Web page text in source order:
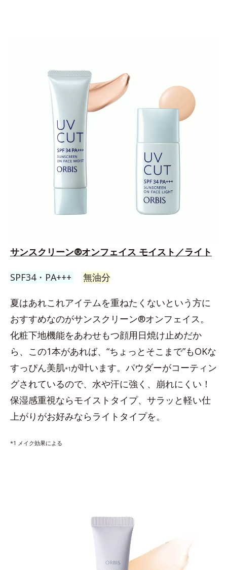
サンスクリーン®オンフェイス モイスト／ライト
SPF34・PA+++ 無油分
夏はあれこれアイテムを重ねたくないという方に
おすすめなのがサンスクリーン®オンフェイス。
化粧下地機能をあわせもつ顔用日焼け止めだか
ら、この1本があれば、“ちょっとそこまで”もOKな
すっぴん美肌*1 が叶います。パウダーがコーティン
グされているので、水や汗に強く、崩れにくい！
保湿感重視ならモイストタイプ、サラッと軽い仕
上がりがお好みならライトタイプを。
*1 メイク効果による